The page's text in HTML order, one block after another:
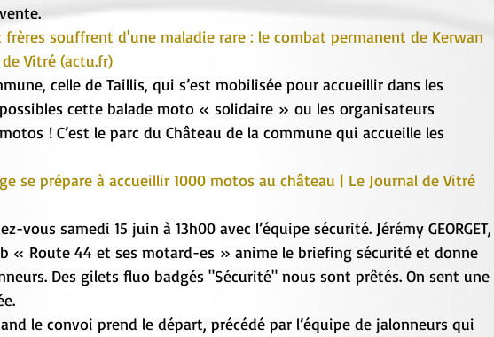
frères souffrent d'une maladie rare : le combat permanent de Kerwan
Vitré (actu.fr)
celle de Taillis, qui s’est mobilisée pour accueillir dans les
cette balade moto « solidaire » ou les organisateurs
! C’est le parc du Château de la commune qui accueille les
se prépare à accueillir 1000 motos au château | Le Journal de Vitré
vous samedi 15 juin à 13h00 avec l’équipe sécurité. Jérémy GEORGET,
« Route 44 et ses motard-es » anime le briefing sécurité et donne
Des gilets fluo badgés "Sécurité" nous sont prêtés. On sent une
le convoi prend le départ, précédé par l’équipe de jalonneurs qui